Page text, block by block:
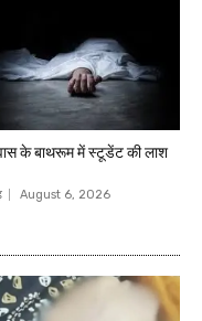
के बाथरूम में स्टूडेंट की लाश
August 6, 2026